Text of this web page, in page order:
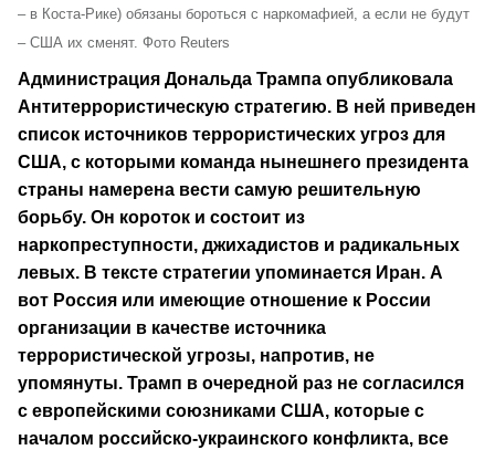
– в Коста-Рике) обязаны бороться с наркомафией, а если не будут
– США их сменят. Фото Reuters
Администрация Дональда Трампа опубликовала
Антитеррористическую стратегию. В ней приведен
список источников террористических угроз для
США, с которыми команда нынешнего президента
страны намерена вести самую решительную
борьбу. Он короток и состоит из
наркопреступности, джихадистов и радикальных
левых. В тексте стратегии упоминается Иран. А
вот Россия или имеющие отношение к России
организации в качестве источника
террористической угрозы, напротив, не
упомянуты. Трамп в очередной раз не согласился
с европейскими союзниками США, которые с
началом российско-украинского конфликта, все